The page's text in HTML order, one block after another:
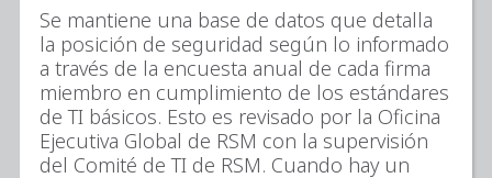
Se mantiene una base de datos que detalla
la posición de seguridad según lo informado
a través de la encuesta anual de cada firma
miembro en cumplimiento de los estándares
de TI básicos. Esto es revisado por la Oficina
Ejecutiva Global de RSM con la supervisión
del Comité de TI de RSM. Cuando hay un